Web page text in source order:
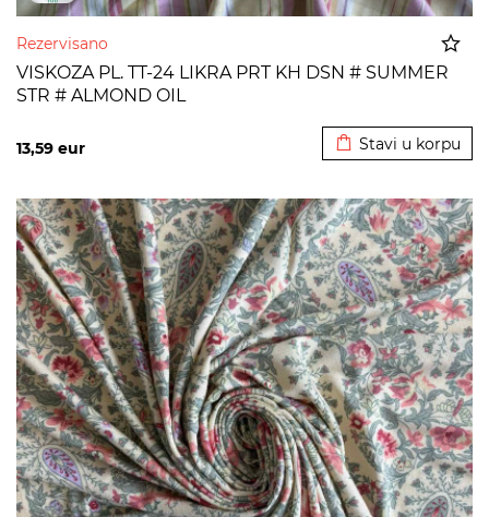
Rezervisano
VISKOZA PL. TT-24 LIKRA PRT KH DSN # SUMMER
STR # ALMOND OIL
13,59 eur Stavi u korpu